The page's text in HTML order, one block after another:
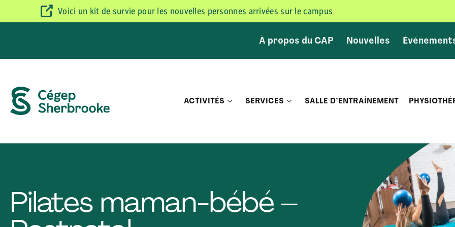
Voici un kit de survie pour les nouvelles personnes arrivées sur le campus
À propos du CAP Nouvelles
ACTIVITÉS SERVICES SALLE D’ENTRAÎNEMENT
Pilates maman-bébé –